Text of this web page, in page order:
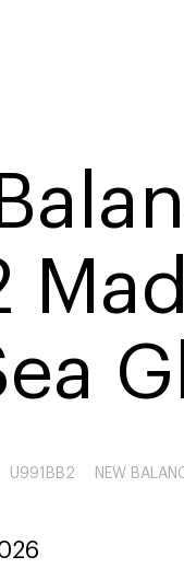
U991BB2 NEW